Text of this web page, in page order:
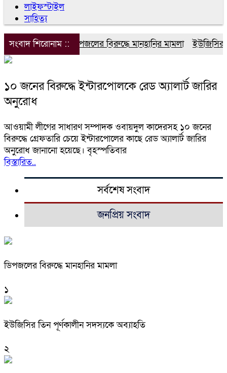
লাইফস্টাইল
সাহিত্য
সংবাদ শিরোনাম ::ডিপজলের বিরুদ্ধে মানহানির মামলা ইউজিসির
১০ জনের বিরুদ্ধে ইন্টারপোলকে রেড অ্যালার্ট জারির
অনুরোধ
আওয়ামী লীগের সাধারণ সম্পাদক ওবায়দুল কাদেরসহ ১০ জনের
বিরুদ্ধে গ্রেফতারি চেয়ে ইন্টারপোলের কাছে রেড অ্যালার্ট জারির
অনুরোধ জানানো হয়েছে। বৃহস্পতিবার
বিস্তারিত..
সর্বশেষ সংবাদ
জনপ্রিয় সংবাদ
ডিপজলের বিরুদ্ধে মানহানির মামলা
১
ইউজিসির তিন পূর্ণকালীন সদস্যকে অব্যাহতি
২